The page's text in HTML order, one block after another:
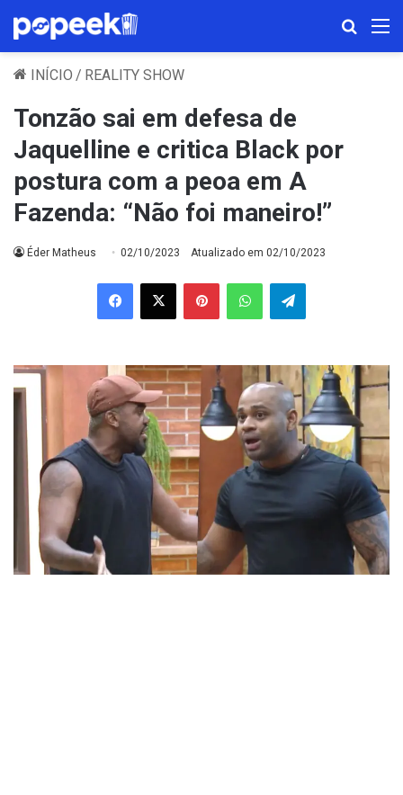
INÍCIO / REALITY SHOW
Tonzão sai em defesa de
Jaquelline e critica Black por
postura com a peoa em A
Fazenda: “Não foi maneiro!”
Éder Matheus 02/10/2023 Atualizado em 02/10/2023
Facebook
X PinterestWhatsAppTelegram